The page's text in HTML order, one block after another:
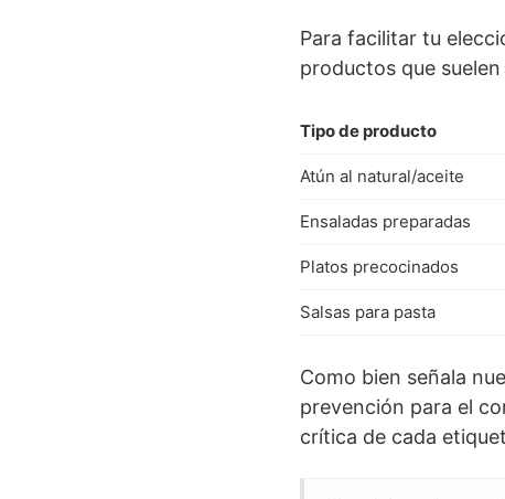
Para facilitar tu
productos que
Tipo de producto
Atún al natural/aceite
Ensaladas preparadas
Platos precocinados
Salsas para pasta
Como bien señala
prevención para el
crítica de cada